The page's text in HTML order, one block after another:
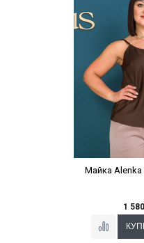
Майка Alenka
1